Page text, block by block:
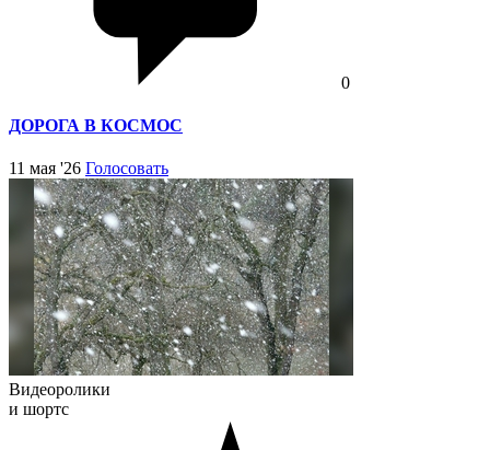
0
ДОРОГА В КОСМОС
11 мая '26 Голосовать
Видеоролики
и шортс